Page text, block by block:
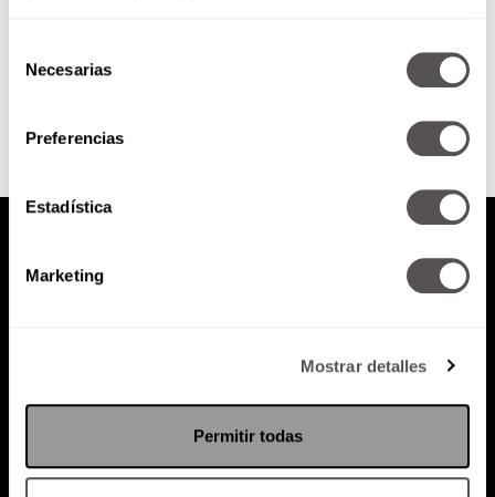
Necesarias
Preferencias
Estadística
Marketing
Mostrar detalles
Permitir todas
Política de Privacidad
PODCAST RADIO MARTHA EVENTOS
SACA TU ID